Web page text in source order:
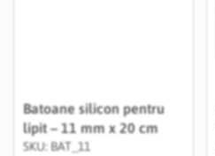
Batoane silicon pentru
lipit – 11 mm x 20 cm
SKU: BAT_11